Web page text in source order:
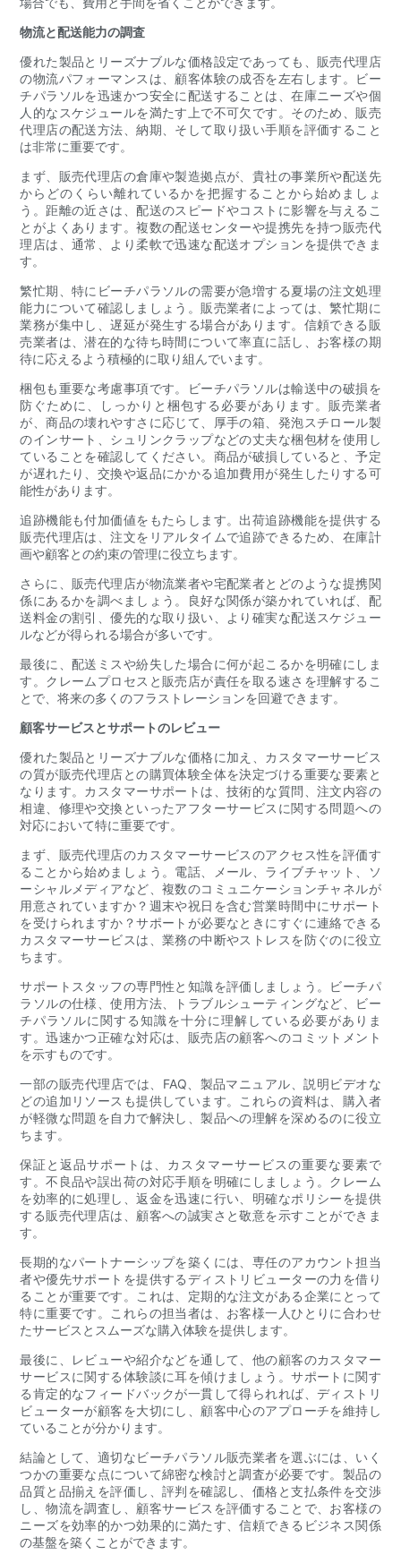
物流と配送能力の調査
優れた製品とリーズナブルな価格設定であっても、販売代理店
の物流パフォーマンスは、顧客体験の成否を左右します。ビー
チパラソルを迅速かつ安全に配送することは、在庫ニーズや個
人的なスケジュールを満たす上で不可欠です。そのため、販売
代理店の配送方法、納期、そして取り扱い手順を評価すること
は非常に重要です。
まず、販売代理店の倉庫や製造拠点が、貴社の事業所や配送先
からどのくらい離れているかを把握することから始めましょ
う。距離の近さは、配送のスピードやコストに影響を与えるこ
とがよくあります。複数の配送センターや提携先を持つ販売代
理店は、通常、より柔軟で迅速な配送オプションを提供できま
す。
繁忙期、特にビーチパラソルの需要が急増する夏場の注文処理
能力について確認しましょう。販売業者によっては、繁忙期に
業務が集中し、遅延が発生する場合があります。信頼できる販
売業者は、潜在的な待ち時間について率直に話し、お客様の期
待に応えるよう積極的に取り組んでいます。
梱包も重要な考慮事項です。ビーチパラソルは輸送中の破損を
防ぐために、しっかりと梱包する必要があります。販売業者
が、商品の壊れやすさに応じて、厚手の箱、発泡スチロール製
のインサート、シュリンクラップなどの丈夫な梱包材を使用し
ていることを確認してください。商品が破損していると、予定
が遅れたり、交換や返品にかかる追加費用が発生したりする可
能性があります。
追跡機能も付加価値をもたらします。出荷追跡機能を提供する
販売代理店は、注文をリアルタイムで追跡できるため、在庫計
画や顧客との約束の管理に役立ちます。
さらに、販売代理店が物流業者や宅配業者とどのような提携関
係にあるかを調べましょう。良好な関係が築かれていれば、配
送料金の割引、優先的な取り扱い、より確実な配送スケジュー
ルなどが得られる場合が多いです。
最後に、配送ミスや紛失した場合に何が起こるかを明確にしま
す。クレームプロセスと販売店が責任を取る速さを理解するこ
とで、将来の多くのフラストレーションを回避できます。
顧客サービスとサポートのレビュー
優れた製品とリーズナブルな価格に加え、カスタマーサービス
の質が販売代理店との購買体験全体を決定づける重要な要素と
なります。カスタマーサポートは、技術的な質問、注文内容の
相違、修理や交換といったアフターサービスに関する問題への
対応において特に重要です。
まず、販売代理店のカスタマーサービスのアクセス性を評価す
ることから始めましょう。電話、メール、ライブチャット、ソ
ーシャルメディアなど、複数のコミュニケーションチャネルが
用意されていますか？週末や祝日を含む営業時間中にサポート
を受けられますか？サポートが必要なときにすぐに連絡できる
カスタマーサービスは、業務の中断やストレスを防ぐのに役立
ちます。
サポートスタッフの専門性と知識を評価しましょう。ビーチパ
ラソルの仕様、使用方法、トラブルシューティングなど、ビー
チパラソルに関する知識を十分に理解している必要がありま
す。迅速かつ正確な対応は、販売店の顧客へのコミットメント
を示すものです。
一部の販売代理店では、FAQ、製品マニュアル、説明ビデオな
どの追加リソースも提供しています。これらの資料は、購入者
が軽微な問題を自力で解決し、製品への理解を深めるのに役立
ちます。
保証と返品サポートは、カスタマーサービスの重要な要素で
す。不良品や誤出荷の対応手順を明確にしましょう。クレーム
を効率的に処理し、返金を迅速に行い、明確なポリシーを提供
する販売代理店は、顧客への誠実さと敬意を示すことができま
す。
長期的なパートナーシップを築くには、専任のアカウント担当
者や優先サポートを提供するディストリビューターの力を借り
ることが重要です。これは、定期的な注文がある企業にとって
特に重要です。これらの担当者は、お客様一人ひとりに合わせ
たサービスとスムーズな購入体験を提供します。
最後に、レビューや紹介などを通して、他の顧客のカスタマー
サービスに関する体験談に耳を傾けましょう。サポートに関す
る肯定的なフィードバックが一貫して得られれば、ディストリ
ビューターが顧客を大切にし、顧客中心のアプローチを維持し
ていることが分かります。
結論として、適切なビーチパラソル販売業者を選ぶには、いく
つかの重要な点について綿密な検討と調査が必要です。製品の
品質と品揃えを評価し、評判を確認し、価格と支払条件を交渉
し、物流を調査し、顧客サービスを評価することで、お客様の
ニーズを効率的かつ効果的に満たす、信頼できるビジネス関係
の基盤を築くことができます。